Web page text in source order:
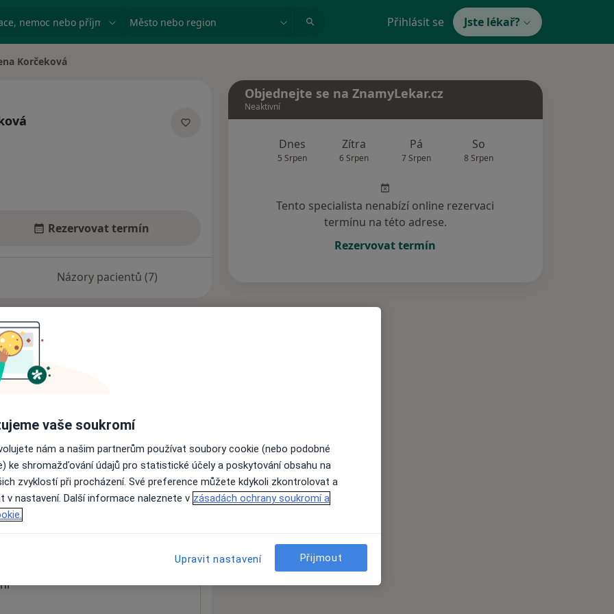
nemoc nebo příjmení Město nebo region Přihlásit se Jste lékař?
Korčeková
Rezervovat termín
Názory pacientů (7)
nejsou k dispozici
informace o svých službách.
Objednejte se na ZnamyLekar.cz
Neaktivní
Dnes
5 Srpen
Zítra
6 Srpen
Pá
7 Srpen
So
8 Srpen
Tento specialista nenabízí online rezervaci
termínu na této adrese.
Rezervovat termín
vaše soukromí
nám a našim partnerům používat soubory cookie (nebo podobné
ke shromažďování údajů pro statistické účely a poskytování obsahu na
zvyklostí při procházení. Své preference můžete kdykoli zkontrolovat a
v nastavení. Další informace naleznete v zásadách ochrany soukromí a
Upravit nastavení Přijmout